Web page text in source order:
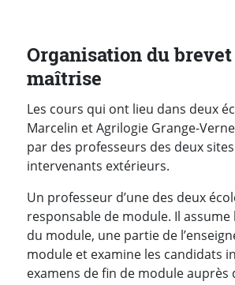
Organisation du
maîtrise
Les cours qui ont lieu dans deux
Marcelin et Agrilogie Grange-
par des professeurs des deux
intervenants extérieurs.
Un professeur d’une des deux
responsable de module. Il assume
du module, une partie de
module et examine les candidats
examens de fin de module auprès